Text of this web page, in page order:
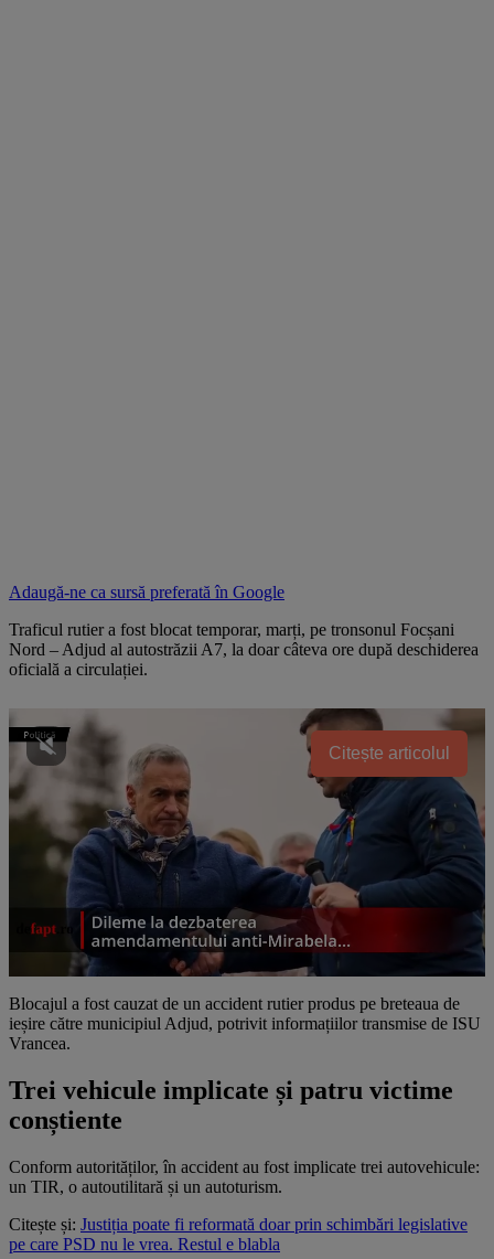
Adaugă-ne ca sursă preferată în Google
Traficul rutier a fost blocat temporar, marți, pe tronsonul Focșani
Nord – Adjud al autostrăzii A7, la doar câteva ore după deschiderea
oficială a circulației.
Citește articolul
Blocajul a fost cauzat de un accident rutier produs pe breteaua de
ieșire către municipiul Adjud, potrivit informațiilor transmise de ISU
Vrancea.
Trei vehicule implicate și patru victime
conștiente
Conform autorităților, în accident au fost implicate trei autovehicule:
un TIR, o autoutilitară și un autoturism.
Citește și: Justiția poate fi reformată doar prin schimbări legislative
pe care PSD nu le vrea. Restul e blabla